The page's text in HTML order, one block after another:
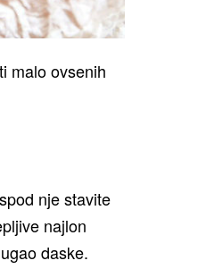
malo ovsenih
nje stavite
najlon
daske.